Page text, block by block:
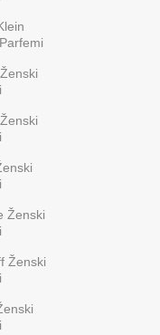
Ženski
Ženski